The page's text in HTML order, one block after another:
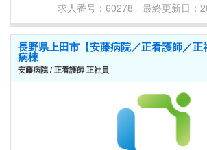
求人番号：60278 最終更新日：
長野県上田市【安藤病院／正看護師／
病棟
安藤病院 / 正看護師 正社員